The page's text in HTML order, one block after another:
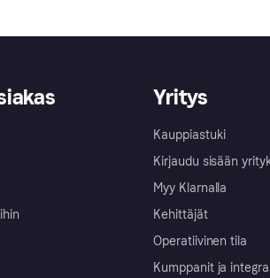
Yritys
Kauppiastuki
Kirjaudu sisään
Myy Klarnalla
Kehittäjät
Operatiivinen tila
Kumppanit ja